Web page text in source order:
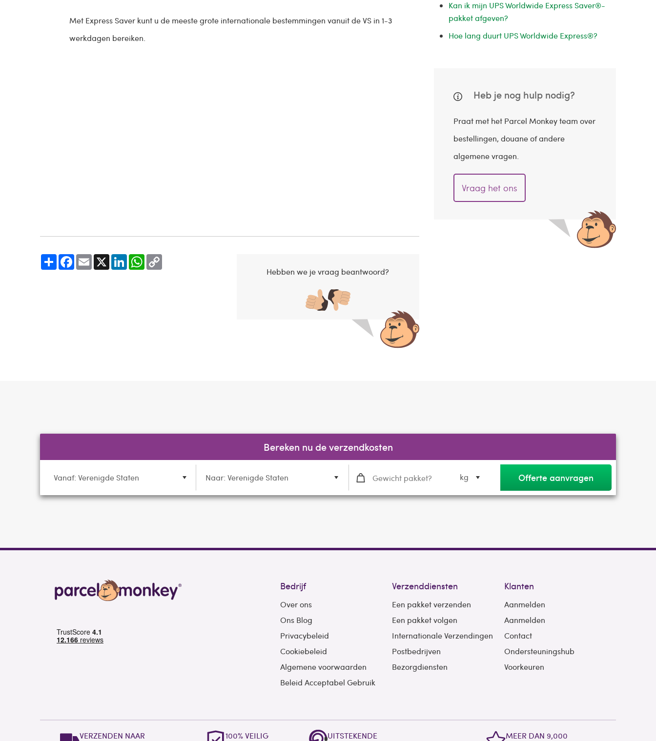
Met Express Saver kunt u de meeste grote internationale bestemmingen vanuit de VS in 1-3
werkdagen bereiken.
Share Facebook Email LinkedIn WhatsApp
Hebben we je vraag beantwoord?
Kan ik mijn UPS Worldwide Express Saver®-
pakket afgeven?
Hoe lang duurt UPS Worldwide Express®?
Heb je nog hulp nodig?
Praat met het Parcel Monkey team over
bestellingen, douane of andere
algemene vragen.
Vraag het ons
Bereken nu de verzendkosten
Vanaf: Verenigde Staten Naar: Verenigde Staten kg Offerte aanvragen
Bedrijf
Over ons
Ons Blog
Privacybeleid
Cookiebeleid
Algemene voorwaarden
Beleid Acceptabel Gebruik
Verzenddiensten
Een pakket verzenden
Een pakket volgen
Internationale Verzendingen
Postbedrijven
Bezorgdiensten
Klanten
Aanmelden
Aanmelden
Contact
Ondersteuningshub
Voorkeuren
VERZENDEN NAAR 100% VEILIG UITSTEKENDE MEER DAN 9,000